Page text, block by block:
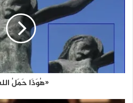
«هُوَذَا حَمَلُ